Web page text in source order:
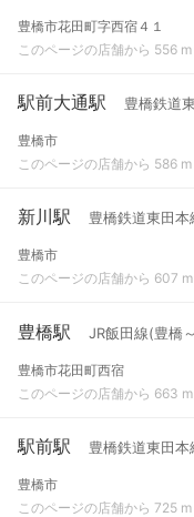
豊橋市花田町字西宿４１
このページの店舗から 556 m
駅前大通駅 豊橋鉄道
豊橋市
このページの店舗から 586 m
新川駅 豊橋鉄道東田本
豊橋市
このページの店舗から 607 m
豊橋駅 JR飯田線(豊橋
豊橋市花田町西宿
このページの店舗から 663 m
駅前駅 豊橋鉄道東田本
豊橋市
このページの店舗から 725 m